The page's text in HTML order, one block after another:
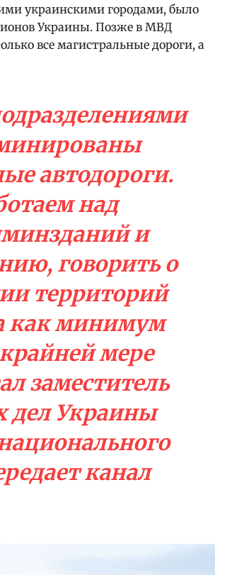
украинскими городами, было
Украины. Позже в МВД
все магистральные дороги, а
автодороги.
над
и
говорить о
территорий
как минимум
мере
заместитель
дел Украины
канал